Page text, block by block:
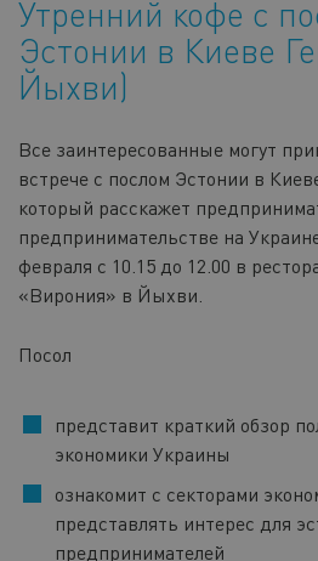
Утренний кофе с
Эстонии в Киеве
Йыхви)
Все заинтересованные могут
встрече с послом Эстонии в
который расскажет
предпринимательстве на
февраля с 10.15 до 12.00 в
«Вирония» в Йыхви.
Посол
представит краткий обзор
экономики Украины
ознакомит с секторами
представлять интерес для
предпринимателей